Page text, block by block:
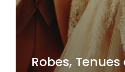
Robes,